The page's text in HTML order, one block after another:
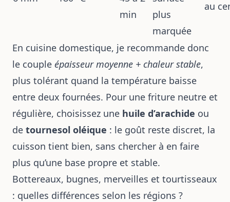
min
plus
marquée
au
En cuisine domestique, je recommande donc
le couple épaisseur moyenne + chaleur stable,
plus tolérant quand la température baisse
entre deux fournées. Pour une friture neutre et
régulière, choisissez une huile d’arachide ou
de tournesol oléique : le goût reste discret, la
cuisson tient bien, sans chercher à en faire
plus qu’une base propre et stable.
Bottereaux, bugnes, merveilles et tourtisseaux
: quelles différences selon les régions ?